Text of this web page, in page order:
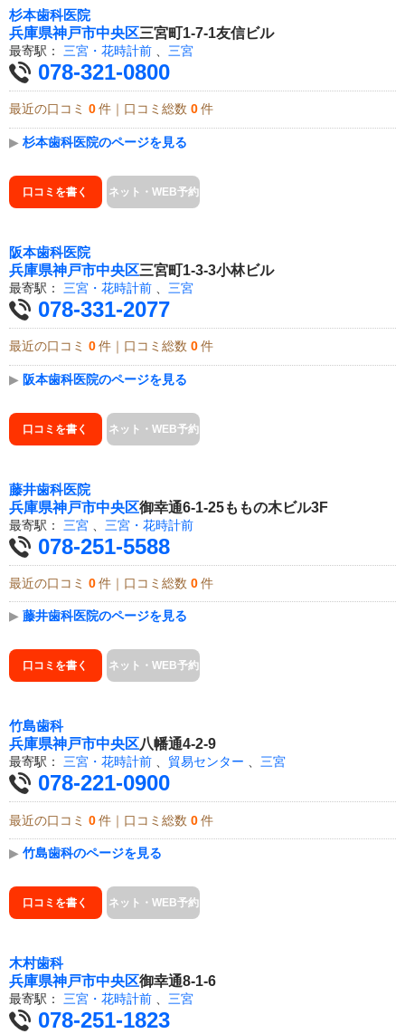
杉本歯科医院
兵庫県神戸市中央区三宮町1-7-1友信ビル
最寄駅： 三宮・花時計前 三宮
078-321-0800
最近の口コミ 0 件｜口コミ総数 0 件
▶ 杉本歯科医院のページを見る
口コミを書く ネット・WEB予約
阪本歯科医院
兵庫県神戸市中央区三宮町1-3-3小林ビル
最寄駅： 三宮・花時計前 三宮
078-331-2077
最近の口コミ 0 件｜口コミ総数 0 件
▶ 阪本歯科医院のページを見る
口コミを書く ネット・WEB予約
藤井歯科医院
兵庫県神戸市中央区御幸通6-1-25ももの木ビル3F
最寄駅： 三宮 三宮・花時計前
078-251-5588
最近の口コミ 0 件｜口コミ総数 0 件
▶ 藤井歯科医院のページを見る
口コミを書く ネット・WEB予約
竹島歯科
兵庫県神戸市中央区八幡通4-2-9
最寄駅： 三宮・花時計前 、 貿易センター 、 三宮
078-221-0900
最近の口コミ 0 件｜口コミ総数 0 件
▶ 竹島歯科のページを見る
口コミを書く ネット・WEB予約
木村歯科
兵庫県神戸市中央区御幸通8-1-6
最寄駅： 三宮・花時計前 三宮
078-251-1823